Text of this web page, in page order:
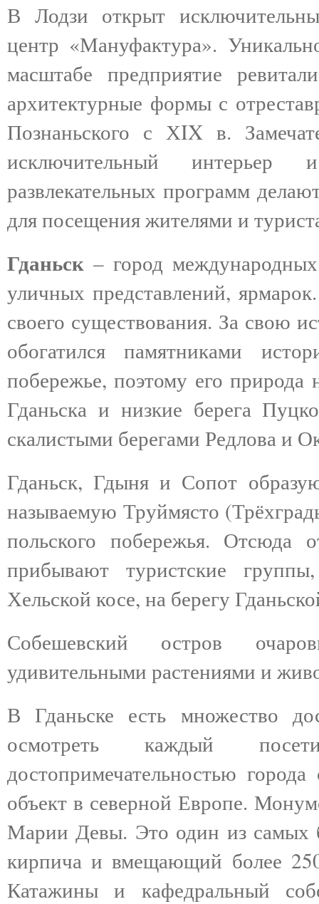
В Лодзи открыт
центр «Мануфактура».
масштабе предприятие
архитектурные формы с
Познаньского с ХIX в.
исключительный интерьер и
развлекательных программ
для посещения жителями и
Гданьск– город
уличных представлений,
своего существования. За свою
обогатился памятниками
побережье, поэтому его
Гданьска и низкие берега
скалистыми берегами Редлова и
Гданьск, Гдыня и Сопот
называемую Труймясто
польского побережья.
прибывают туристские
Хельской косе, на берегу
Собешевский остров
удивительными растениями и
В Гданьске есть множество
осмотреть каждый
достопримечательностью
объект в северной Европе.
Марии Девы. Это один из самых
кирпича и вмещающий более
Катажины и кафедральный